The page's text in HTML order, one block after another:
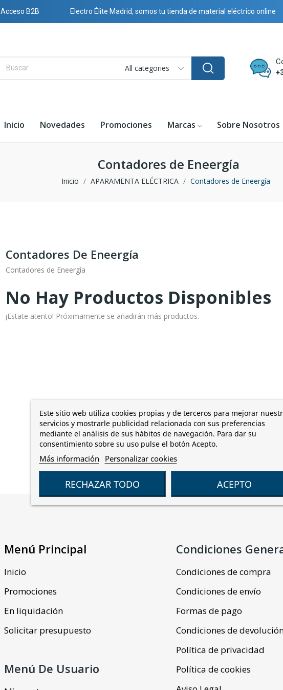
Acceso B2B Electro Élite Madrid, somos tu tienda de material eléctrico online
All categories
Inicio Novedades Promociones Marcas Sobre Nosotros
Contadores de Eneergía
Inicio APARAMENTA ELÉCTRICA Contadores de Eneergía
Contadores De Eneergía
Contadores de Eneergía
No Hay Productos Disponibles
¡Estate atento! Próximamente se añadirán más productos.
Menú Principal
Inicio
Promociones
En liquidación
Solicitar presupuesto
Menú De Usuario
Condiciones
Condiciones de compra
Condiciones de envío
Formas de pago
Condiciones de
Política de privacidad
Política de cookies
Este sitio web utiliza cookies propias y de terceros para mejorar
servicios y mostrarle publicidad relacionada con sus preferencias
mediante el análisis de sus hábitos de navegación. Para dar su
consentimiento sobre su uso pulse el botón Acepto.
Más información Personalizar cookies
RECHAZAR TODO ACEPTO